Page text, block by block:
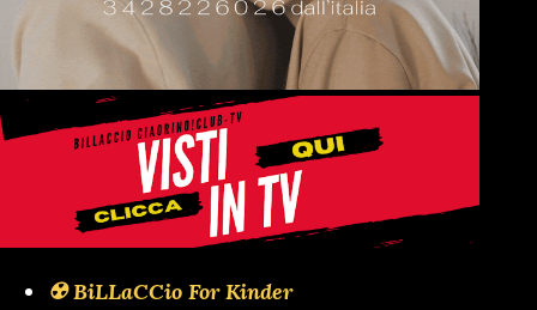
☢️ BiLLaCCio For Kinder